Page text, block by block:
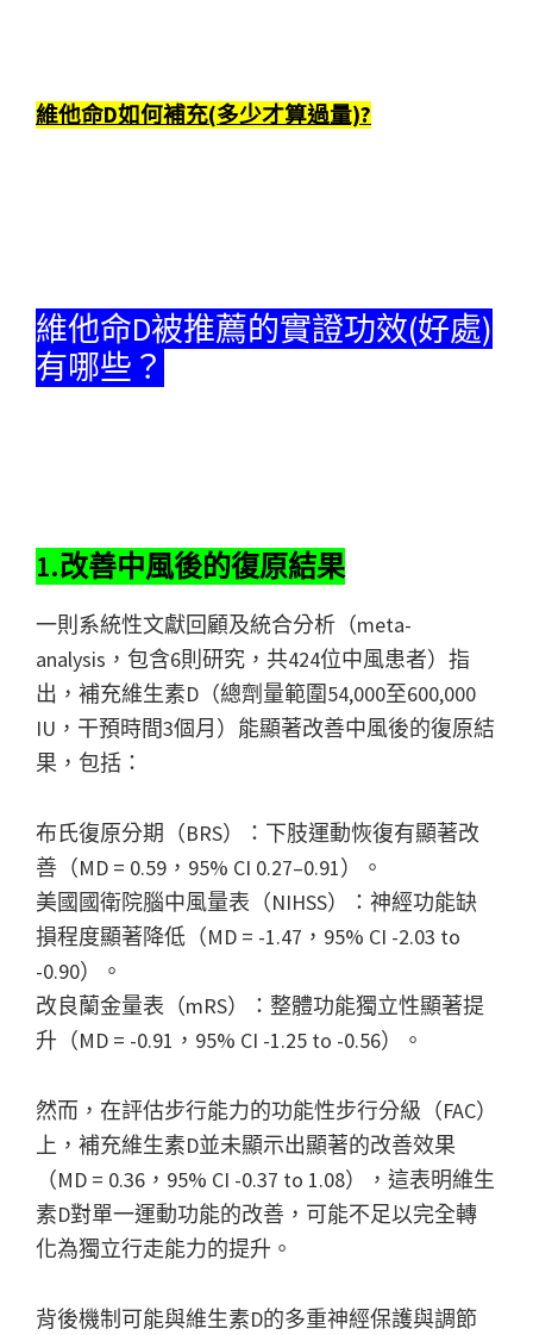
維他命D如何補充(多少才算過量)?
維他命D被推薦的實證功效(好處)
有哪些？
1.改善中風後的復原結果
一則系統性文獻回顧及統合分析（meta-
analysis，包含6則研究，共424位中風患者）指
出，補充維生素D（總劑量範圍54,000至600,000
IU，干預時間3個月）能顯著改善中風後的復原結
果，包括：
布氏復原分期（BRS）：下肢運動恢復有顯著改
善（MD = 0.59，95% CI 0.27–0.91）。
美國國衛院腦中風量表（NIHSS）：神經功能缺
損程度顯著降低（MD = -1.47，95% CI -2.03 to
-0.90）。
改良蘭金量表（mRS）：整體功能獨立性顯著提
升（MD = -0.91，95% CI -1.25 to -0.56）。
然而，在評估步行能力的功能性步行分級（FAC）
上，補充維生素D並未顯示出顯著的改善效果
（MD = 0.36，95% CI -0.37 to 1.08），這表明維生
素D對單一運動功能的改善，可能不足以完全轉
化為獨立行走能力的提升。
背後機制可能與維生素D的多重神經保護與調節